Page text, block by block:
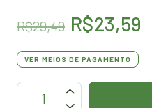
R$29,49 R$23,59
VER MEIOS DE PAGAMENTO